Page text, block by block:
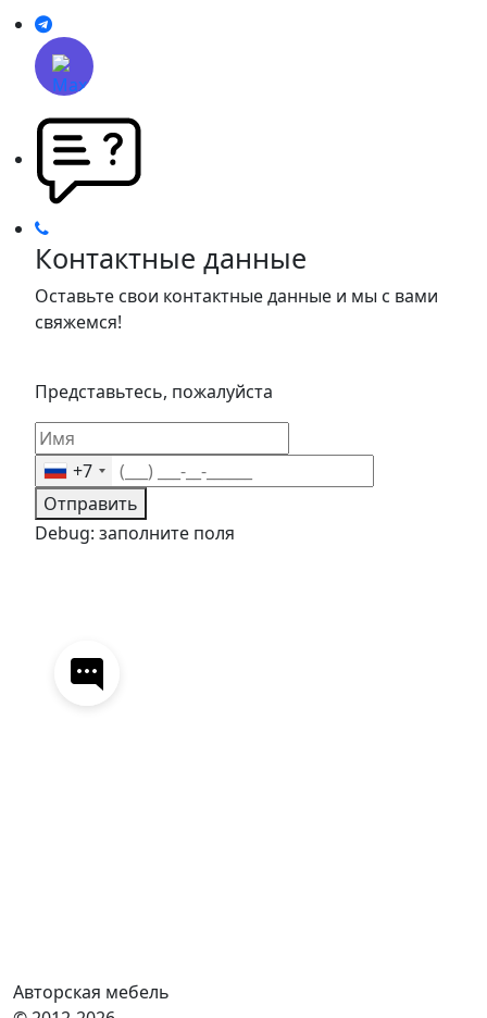
Контактные данные
Оставьте свои контактные данные и мы с вами
свяжемся!
Представьтесь, пожалуйста
+7
Отправить
Debug: заполните поля
Авторская мебель